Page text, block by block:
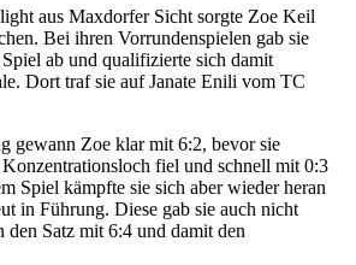
aus Maxdorfer Sicht sorgte Zoe Keil
Bei ihren Vorrundenspielen gab sie
ab und qualifizierte sich damit
Dort traf sie auf Janate Enili vom TC
gewann Zoe klar mit 6:2, bevor sie
fiel und schnell mit 0:3
Spiel kämpfte sie sich aber wieder heran
in Führung. Diese gab sie auch nicht
den Satz mit 6:4 und damit den